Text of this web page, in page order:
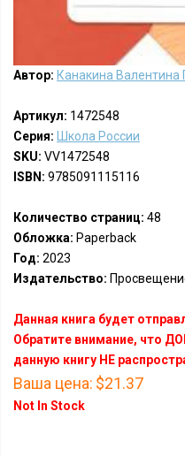
Автор: Канакина Валентина
Артикул: 1472548
Серия:
Школа России
SKU: VV1472548
ISBN: 9785091115116
Количество страниц: 48
Обложка: Paperback
Год: 2023
Издательство:
Данная книга будет
Обратите внимание, что
данную книгу НЕ
Ваша цена: $21.37
Not In Stock